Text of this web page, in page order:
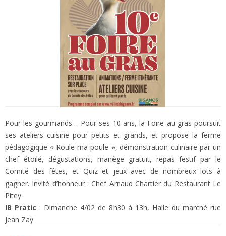
Pour les gourmands… Pour ses 10 ans, la Foire au gras poursuit
ses ateliers cuisine pour petits et grands, et propose la ferme
pédagogique « Roule ma poule », démonstration culinaire par un
chef étoilé, dégustations, manège gratuit, repas festif par le
Comité des fêtes, et Quiz et jeux avec de nombreux lots à
gagner. Invité d’honneur : Chef Arnaud Chartier du Restaurant Le
Pitey.
IB Pratic : Dimanche 4/02 de 8h30 à 13h, Halle du marché rue
Jean Zay